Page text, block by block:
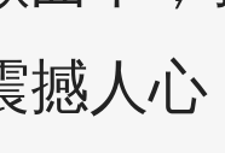
撼人